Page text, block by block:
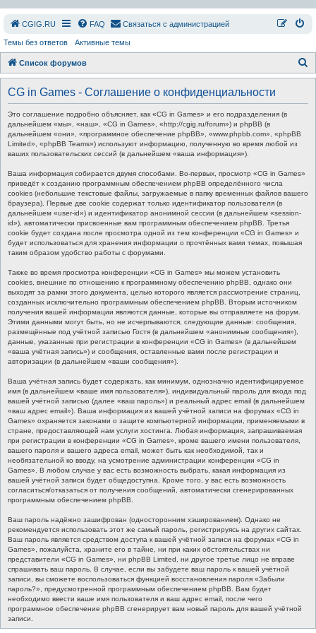
СGIG.RU FAQ Связаться с администрацией
Темы без ответов Активные темы
Список форумов
о
CG in Games - Соглашение о конфиденциальности
Это соглашение подробно объясняет, как «CG in Games» и его подразделения (в
дальнейшем «мы», «наш», «CG in Games», «http://cgig.ru/forum») и phpBB (в
дальнейшем «они», «программное обеспечение phpBB», «www.phpbb.com», «phpBB
Limited», «phpBB Teams») используют информацию, полученную во время любой из
ваших пользовательских сессий (в дальнейшем «ваша информация»).
Ваша информация собирается двумя способами. Во-первых, просмотр «CG in Games»
приведёт к созданию программным обеспечением phpBB определённого числа
cookies (небольшие текстовые файлы, загружаемые в папку временных файлов вашего
браузера). Первые две cookie содержат только идентификатор пользователя (в
дальнейшем «user-id») и идентификатор анонимной сессии (в дальнейшем «session-
id»), автоматически присвоенные вам программным обеспечением phpBB. Третья
cookie будет создана после просмотра одной из тем конференции «CG in Games» и
будет использоваться для хранения информации о прочтённых вами темах, повышая
таким образом удобство работы с форумами.
Также во время просмотра конференции «CG in Games» мы можем установить
cookies, внешние по отношению к программному обеспечению phpBB, однако они
выходят за рамки этого документа, целью которого является рассмотрение страниц,
созданных исключительно программным обеспечением phpBB. Вторым источником
получения вашей информации являются данные, которые вы отправляете на форум.
Этими данными могут быть, но не исчерпываются, следующие данные: сообщения,
размещённые под учётной записью Гостя (в дальнейшем «анонимные сообщения»),
данные, указанные при регистрации в конференции «CG in Games» (в дальнейшем
«ваша учётная запись») и сообщения, оставленные вами после регистрации и
авторизации (в дальнейшем «ваши сообщения»).
Ваша учётная запись будет содержать, как минимум, однозначно идентифицируемое
имя (в дальнейшем «ваше имя пользователя»), индивидуальный пароль для входа под
вашей учётной записью (далее «ваш пароль») и реальный адрес email (в дальнейшем
«ваш адрес email»). Ваша информация из вашей учётной записи на форумах «CG in
Games» охраняется законами о защите компьютерной информации, применяемыми в
стране, предоставляющей нам услуги хостинга. Любая информация, запрашиваемая
при регистрации в конференции «CG in Games», кроме вашего имени пользователя,
вашего пароля и вашего адреса email, может быть как необходимой, так и
необязательной ко вводу, на усмотрение администрации конференции «CG in
Games». В любом случае у вас есть возможность выбрать, какая информация из
вашей учётной записи будет общедоступна. Кроме того, у вас есть возможность
согласиться/отказаться от получения сообщений, автоматически сгенерированных
программным обеспечением phpBB.
Ваш пароль надёжно зашифрован (односторонним хэшированием). Однако не
рекомендуется использовать этот же самый пароль, регистрируясь на других сайтах.
Ваш пароль является средством доступа к вашей учётной записи на форумах «CG in
Games», пожалуйста, храните его в тайне, ни при каких обстоятельствах ни
представители «CG in Games», ни phpBB Limited, ни другое третье лицо не вправе
спрашивать ваш пароль. В случае, если вы забудете ваш пароль к вашей учётной
записи, вы сможете воспользоваться функцией восстановления пароля «Забыли
пароль?», предусмотренной программным обеспечением phpBB. Вам будет
необходимо ввести ваше имя пользователя и ваш адрес email, после чего
программное обеспечение phpBB сгенерирует вам новый пароль для вашей учётной
записи.